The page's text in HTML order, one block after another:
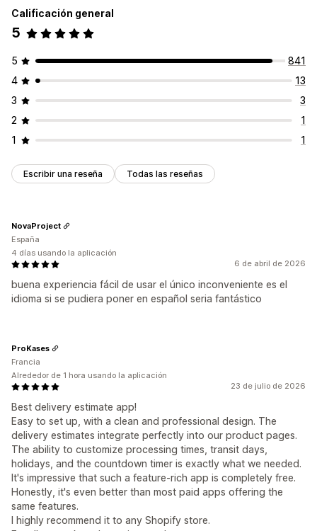
Calificación general
5
5
841
4
13
3
3
2
1
1
1
Escribir una reseña Todas las reseñas
6 de abril de 2026
buena experiencia fácil de usar el único inconveniente es el
idioma si se pudiera poner en español seria fantástico
NovaProject
España
4 días usando la aplicación
23 de julio de 2026
Best delivery estimate app!
Easy to set up, with a clean and professional design. The
delivery estimates integrate perfectly into our product pages.
The ability to customize processing times, transit days,
holidays, and the countdown timer is exactly what we needed.
It's impressive that such a feature-rich app is completely free.
Honestly, it's even better than most paid apps offering the
same features.
I highly recommend it to any Shopify store.
ProKases
Francia
Alrededor de 1 hora usando la aplicación